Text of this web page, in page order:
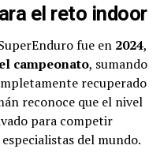
el reto indoor
fue en 2024,
campeonato, sumando
recuperado
reconoce que el nivel
para competir
del mundo.